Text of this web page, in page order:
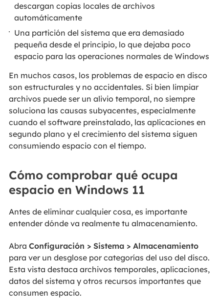
descargan copias locales de archivos
automáticamente
Una partición del sistema que era demasiado
pequeña desde el principio, lo que dejaba poco
espacio para las operaciones normales de Windows
En muchos casos, los problemas de espacio en disco
son estructurales y no accidentales. Si bien limpiar
archivos puede ser un alivio temporal, no siempre
soluciona las causas subyacentes, especialmente
cuando el software preinstalado, las aplicaciones en
segundo plano y el crecimiento del sistema siguen
consumiendo espacio con el tiempo.
Cómo comprobar qué ocupa
espacio en Windows 11
Antes de eliminar cualquier cosa, es importante
entender dónde va realmente tu almacenamiento.
Abra Configuración > Sistema > Almacenamiento
para ver un desglose por categorías del uso del disco.
Esta vista destaca archivos temporales, aplicaciones,
datos del sistema y otros recursos importantes que
consumen espacio.